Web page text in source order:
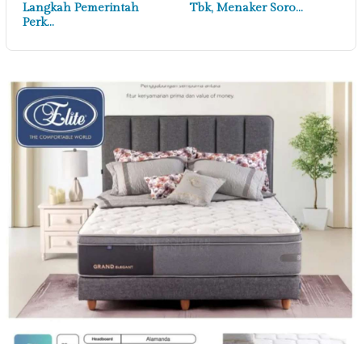
Langkah Pemerintah
Perk…
Tbk, Menaker Soro…